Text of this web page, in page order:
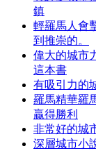
鎮
輕羅馬人會
到推崇的。
偉大的城市
這本書
有吸引力的
羅馬精華羅
贏得勝利
非常好的城
深層城市小